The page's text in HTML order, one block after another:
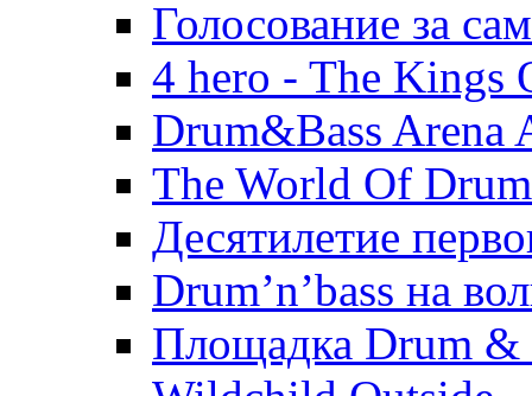
Голосование за
4 hero - The Kings
Drum&Bass Arena
The World Of
Десятилетие
Drum’n’bass на
Площадка Drum &